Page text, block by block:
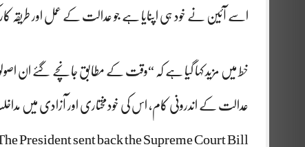
اسے آئین نے خود ہی اپنایا ہے جو عدالت کے عمل اور طریقہ
عدالت کے اندرونی کام، اس کی خودمختاری اور آزادی میں
President sent back the Supreme Court Bill.